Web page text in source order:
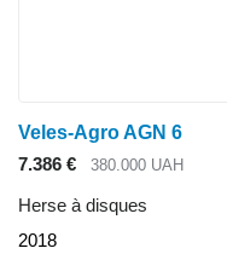
Veles-Agro AGN 6
7.386 €
380.000 UAH
Herse à disques
2018